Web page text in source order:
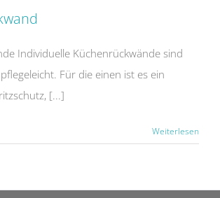
Individuelle Küchenrückwände sind
Für die einen ist es ein
[...]
Weiterlesen